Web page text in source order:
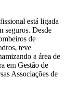
está ligada
seguros. Desde
de
teve
a área de
em Gestão de
Associações de